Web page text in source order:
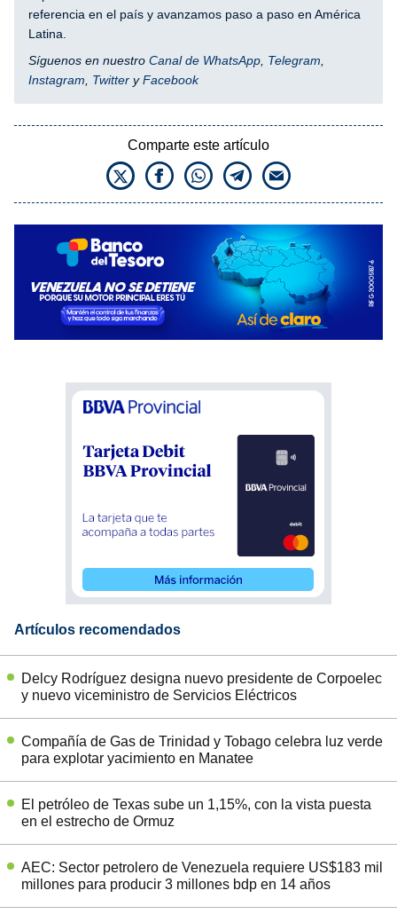
referencia en el país y avanzamos paso a paso en América
Latina.
Síguenos en nuestro Canal de WhatsApp Telegram
Instagram
Twitter yFacebook
Comparte este artículo
Artículos recomendados
Delcy Rodríguez designa nuevo presidente de Corpoelec
y nuevo viceministro de Servicios Eléctricos
Compañía de Gas de Trinidad y Tobago celebra luz verde
para explotar yacimiento en Manatee
El petróleo de Texas sube un 1,15%, con la vista puesta
en el estrecho de Ormuz
AEC: Sector petrolero de Venezuela requiere US$183 mil
millones para producir 3 millones bdp en 14 años